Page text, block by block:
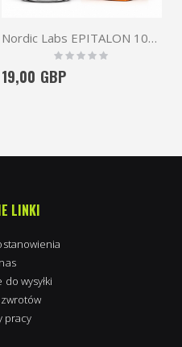
Nordic Labs EPITALON 10mg
Rating:
0%
19,00 GBP
LINKI
wysyłki
pracy